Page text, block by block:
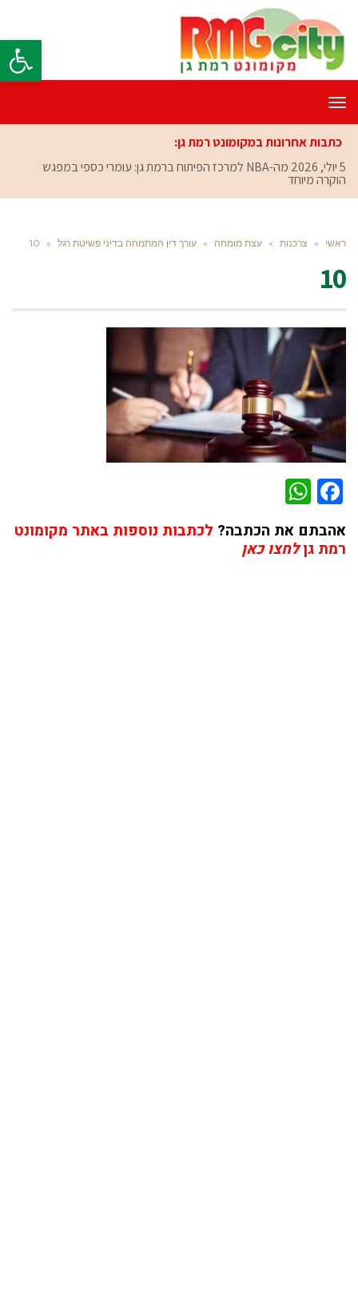
פתח
תפריט
כתבות אחרונות במקומונט רמת גן:
5 יולי, 2026
מה-NBA למרכז הפיתוח ברמת גן: עומרי כספי במפגש
הוקרה מיוחד
ראשי » צרכנות » עצת מומחה » עורך דין המתמחה בדיני פשיטת רגל »
10
10
Facebook
אהבתם את הכתבה? לכתבות נוספות באתר מקומונט
רמת גןלחצו כאן